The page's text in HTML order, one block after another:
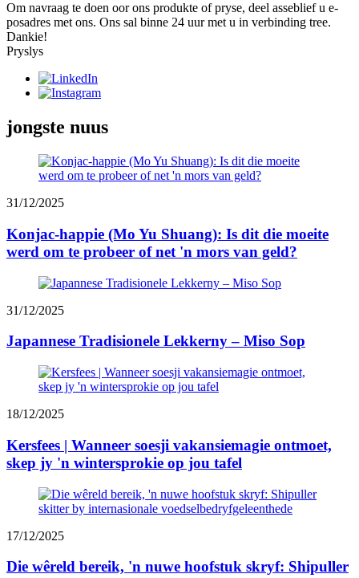
Om navraag te doen oor ons produkte of pryse, deel asseblief u e-
posadres met ons. Ons sal binne 24 uur met u in verbinding tree.
Dankie!
Pryslys
jongste nuus
31/12/2025
Konjac-happie (Mo Yu Shuang): Is dit die moeite
werd om te probeer of net 'n mors van geld?
31/12/2025
Japannese Tradisionele Lekkerny – Miso Sop
18/12/2025
Kersfees | Wanneer soesji vakansiemagie ontmoet,
skep jy 'n wintersprokie op jou tafel
17/12/2025
Die wêreld bereik, 'n nuwe hoofstuk skryf: Shipuller